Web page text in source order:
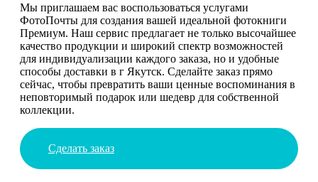
Мы приглашаем вас воспользоваться услугами
ФотоПочты для создания вашей идеальной фотокниги
Премиум. Наш сервис предлагает не только высочайшее
качество продукции и широкий спектр возможностей
для индивидуализации каждого заказа, но и удобные
способы доставки в г Якутск. Сделайте заказ прямо
сейчас, чтобы превратить ваши ценные воспоминания в
неповторимый подарок или шедевр для собственной
коллекции.
Сделать заказ